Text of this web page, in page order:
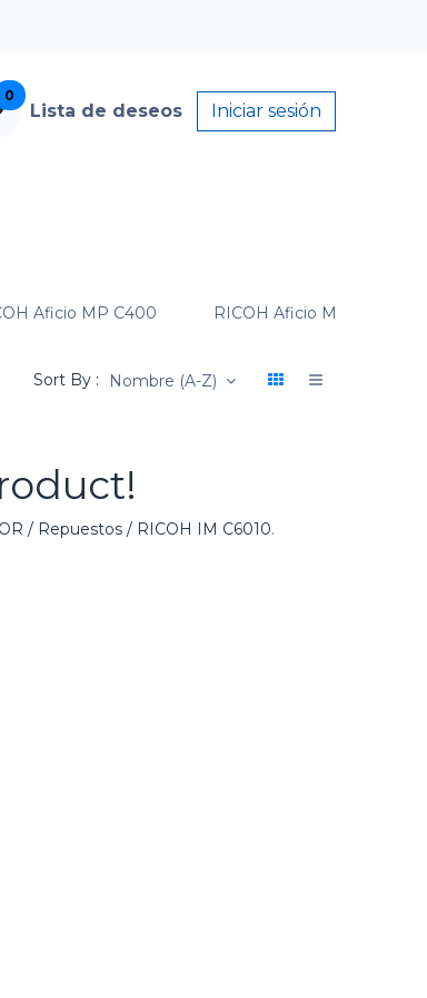
0
Lista de deseos Iniciar sesión
Aficio MP C400 RICOH Aficio MP C400SR
Sort By : Nombre (A-Z)
/ Repuestos / RICOH IM C6010.